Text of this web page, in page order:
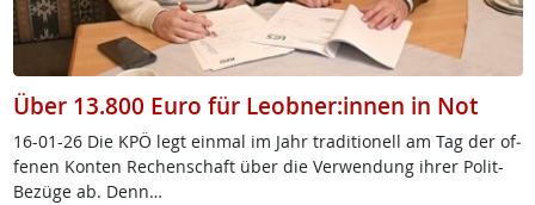
Über 13.800 Euro für Leobner:innen in Not
16-01-26 Die KPÖ legt ein­mal im Jahr tra­di­tio­nell am Tag der of­
fe­nen Kon­ten Re­chen­schaft über die Ver­wen­dung ih­rer Po­lit-
Be­zü­ge ab. Denn…